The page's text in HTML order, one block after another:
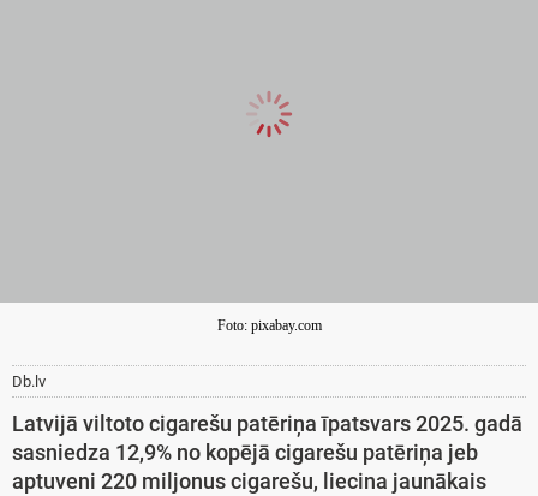
Foto: pixabay.com
Db.lv
Latvijā viltoto cigarešu patēriņa īpatsvars 2025. gadā
sasniedza 12,9% no kopējā cigarešu patēriņa jeb
aptuveni 220 miljonus cigarešu, liecina jaunākais